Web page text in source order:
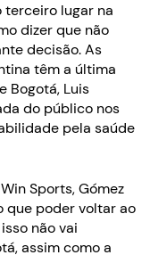
terceiro lugar na
dizer que não
decisão. As
têm a última
Bogotá, Luis
do público nos
pela saúde
Sports, Gómez
que poder voltar ao
não vai
assim como a